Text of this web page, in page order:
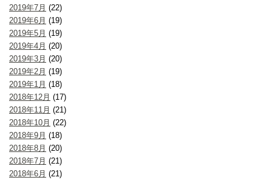
2019年7月 (22)
2019年6月 (19)
2019年5月 (19)
2019年4月 (20)
2019年3月 (20)
2019年2月 (19)
2019年1月 (18)
2018年12月 (17)
2018年11月 (21)
2018年10月 (22)
2018年9月 (18)
2018年8月 (20)
2018年7月 (21)
2018年6月 (21)